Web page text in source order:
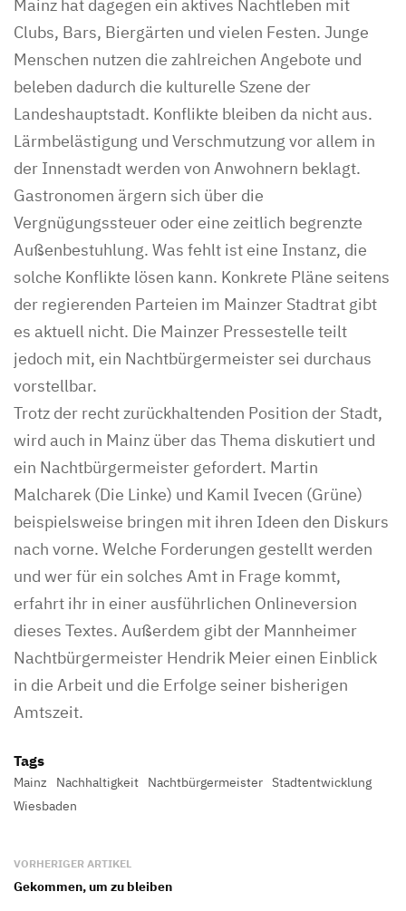
Mainz hat dagegen ein aktives Nachtleben mit
Clubs, Bars, Biergärten und vielen Festen. Junge
Menschen nutzen die zahlreichen Angebote und
beleben dadurch die kulturelle Szene der
Landeshauptstadt. Konflikte bleiben da nicht aus.
Lärmbelästigung und Verschmutzung vor allem in
der Innenstadt werden von Anwohnern beklagt.
Gastronomen ärgern sich über die
Vergnügungssteuer oder eine zeitlich begrenzte
Außenbestuhlung. Was fehlt ist eine Instanz, die
solche Konflikte lösen kann. Konkrete Pläne seitens
der regierenden Parteien im Mainzer Stadtrat gibt
es aktuell nicht. Die Mainzer Pressestelle teilt
jedoch mit, ein Nachtbürgermeister sei durchaus
vorstellbar.
Trotz der recht zurückhaltenden Position der Stadt,
wird auch in Mainz über das Thema diskutiert und
ein Nachtbürgermeister gefordert. Martin
Malcharek (Die Linke) und Kamil Ivecen (Grüne)
beispielsweise bringen mit ihren Ideen den Diskurs
nach vorne. Welche Forderungen gestellt werden
und wer für ein solches Amt in Frage kommt,
erfahrt ihr in einer ausführlichen Onlineversion
dieses Textes. Außerdem gibt der Mannheimer
Nachtbürgermeister Hendrik Meier einen Einblick
in die Arbeit und die Erfolge seiner bisherigen
Amtszeit.
Tags
Mainz Nachhaltigkeit Nachtbürgermeister Stadtentwicklung
Wiesbaden
VORHERIGER ARTIKEL
Gekommen, um zu bleiben